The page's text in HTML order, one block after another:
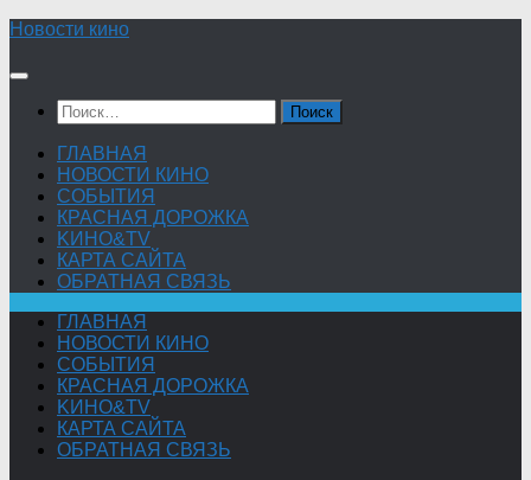
Skip
content
Новости кино
Найти:
ГЛАВНАЯ
НОВОСТИ КИНО
СОБЫТИЯ
КРАСНАЯ ДОРОЖКА
KИНО&TV
КАРТА САЙТА
ОБРАТНАЯ СВЯЗЬ
ГЛАВНАЯ
НОВОСТИ КИНО
СОБЫТИЯ
КРАСНАЯ ДОРОЖКА
KИНО&TV
КАРТА САЙТА
ОБРАТНАЯ СВЯЗЬ